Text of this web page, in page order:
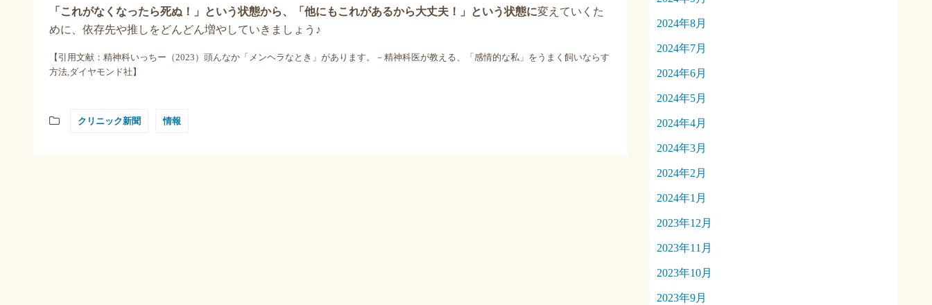
「これがなくなったら死ぬ！」という状態から、「他にもこれがあるから大丈夫！」という状態に変えていくた
めに、依存先や推しをどんどん増やしていきましょう♪
【引用文献：精神科いっちー（2023）頭んなか「メンヘラなとき」があります。－精神科医が教える、「感情的な私」をうまく飼いならす
方法,ダイヤモンド社】
クリニック新聞 情報
2024年8月
2024年7月
2024年6月
2024年5月
2024年4月
2024年3月
2024年2月
2024年1月
2023年12月
2023年11月
2023年10月
2023年9月